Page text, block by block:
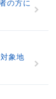
の方に
象地